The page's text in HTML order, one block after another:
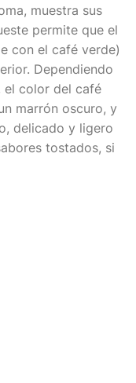
muestra sus
permite que el
con el café verde)
Dependiendo
el color del café
marrón oscuro, y
delicado y ligero
tostados, si